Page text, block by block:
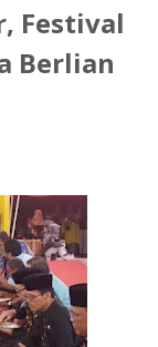
Festival
Berlian